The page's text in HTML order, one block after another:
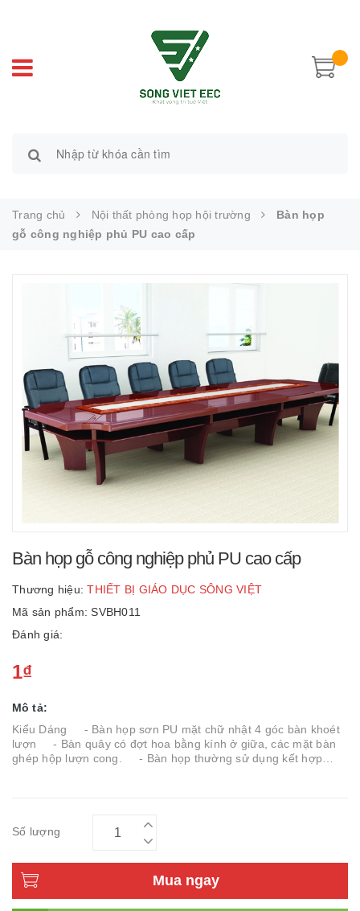
Trang chủ Nội thất phòng họp hội trường
Bàn họp
gỗ công nghiệp phủ PU cao cấp
Bàn họp gỗ công nghiệp phủ PU cao cấp
Thương hiệu: THIẾT BỊ GIÁO DỤC SÔNG VIỆT
Mã sản phẩm: SVBH011
Đánh giá:
1₫
Mô tả:
Kiểu Dáng - Bàn họp sơn PU mặt chữ nhật 4 góc bàn khoét
lượn - Bàn quây có đợt hoa bằng kính ở giữa, các mặt bàn
ghép hộp lượn cong. - Bàn họp thường sử dụng kết hợp
Số lượng
Mua ngay